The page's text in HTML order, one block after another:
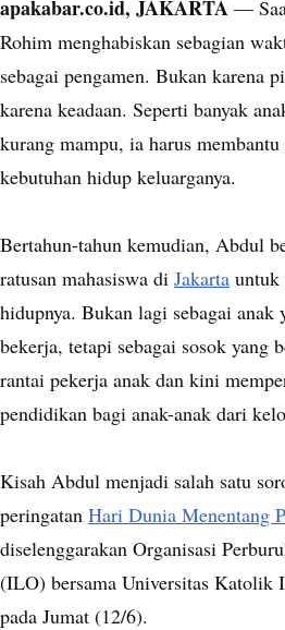
apakabar.co.id, JAKARTA —
Rohim menghabiskan sebagian
sebagai pengamen. Bukan karena
karena keadaan. Seperti banyak
kurang mampu, ia harus
kebutuhan hidup keluarganya.
Bertahun-tahun kemudian, Abdul
ratusan mahasiswa di Jakarta untuk
hidupnya. Bukan lagi sebagai anak
bekerja, tetapi sebagai sosok yang
rantai pekerja anak dan kini
pendidikan bagi anak-anak dari
Kisah Abdul menjadi salah satu
peringatan Hari Dunia Menentang
diselenggarakan Organisasi
(ILO) bersama Universitas Katolik
pada Jumat (12/6).